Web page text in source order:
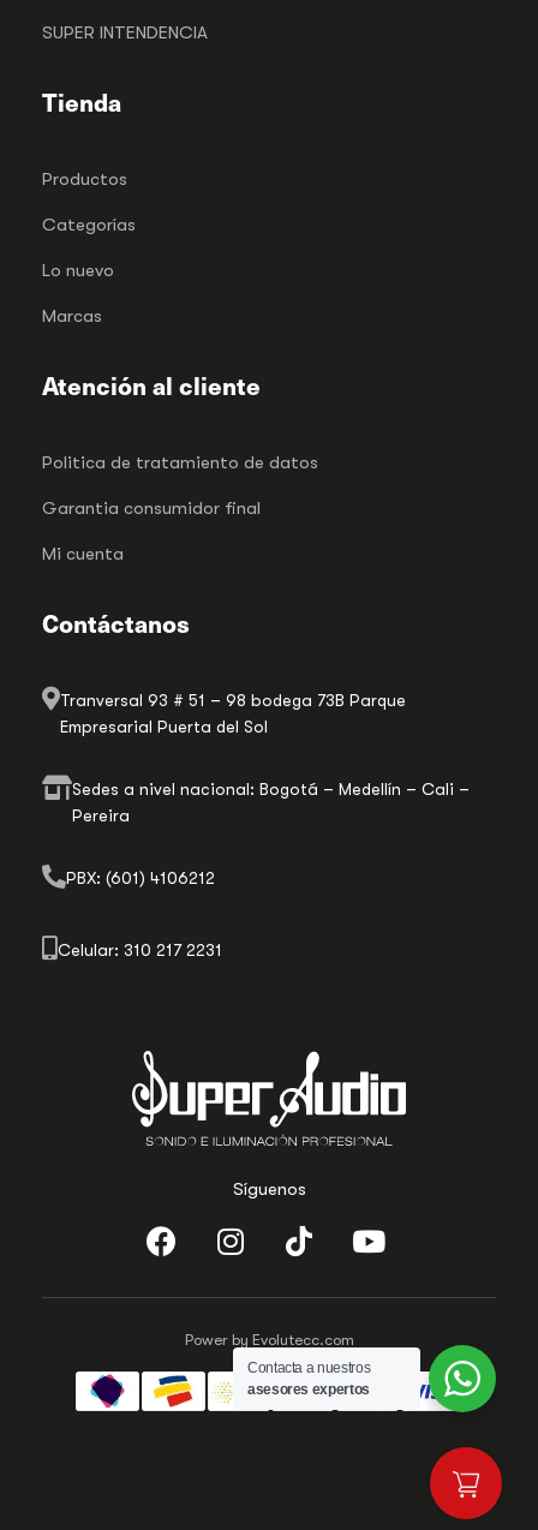
Síguenos
SUPER INTENDENCIA
Tienda
Productos
Categorías
Lo nuevo
Marcas
Atención al cliente
Politica de tratamiento de datos
Garantia consumidor final
Mi cuenta
Contáctanos
Tranversal 93 # 51 – 98 bodega 73B Parque
Empresarial Puerta del Sol
Sedes a nivel nacional: Bogotá – Medellín – Cali –
Pereira
PBX: (601) 4106212
Celular: 310 217 2231
Power by Evolutecc.com
Contacta a nuestros
asesores expertos